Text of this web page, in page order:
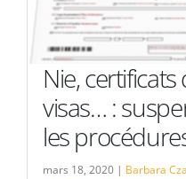
Nie,
visas… :
les
mars 18, 2020 | Barbara